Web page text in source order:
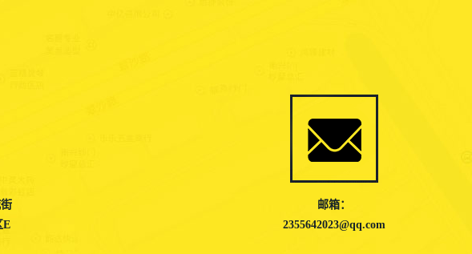
E
邮箱：
2355642023@qq.com